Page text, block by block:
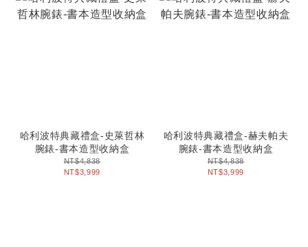
哈利波特典藏禮盒-史萊哲林
腕錶-書本造型收納盒
NT$4,838
NT$3,999
哈利波特典藏禮盒-赫夫帕夫
腕錶-書本造型收納盒
NT$4,838
NT$3,999